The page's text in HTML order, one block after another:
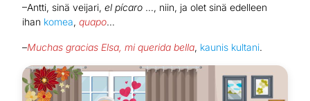
–Antti, sinä veijari, el pícaro …, niin, ja olet sinä edelleen
ihan komea, quapo…
–Muchas gracias Elsa, mi querida bella, kaunis kultani.